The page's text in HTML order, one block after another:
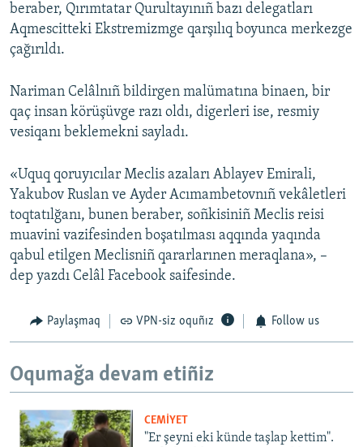
beraber, Qırımtatar Qurultayınıñ bazı delegatları
Aqmescitteki Ekstremizmge qarşılıq boyunca merkezge
çağırıldı.
Nariman Celâlnıñ bildirgen malümatına binaen, bir
qaç insan körüşüvge razı oldı, digerleri ise, resmiy
vesiqanı beklemekni sayladı.
«Uquq qoruyıcılar Meclis azaları Ablayev Emirali,
Yakubov Ruslan ve Ayder Acımambetovnıñ vekâletleri
toqtatılğanı, bunen beraber, soñkisiniñ Meclis reisi
muavini vazifesinden boşatılması aqqında yaqında
qabul etilgen Meclisniñ qararlarınen meraqlana», –
dep yazdı Celâl Facebook saifesinde.
Paylaşmaq VPN-siz oquñız Follow us
Oqumağa devam etiñiz
CEMİYET
"Er şeyni eki künde taşlap kettim".